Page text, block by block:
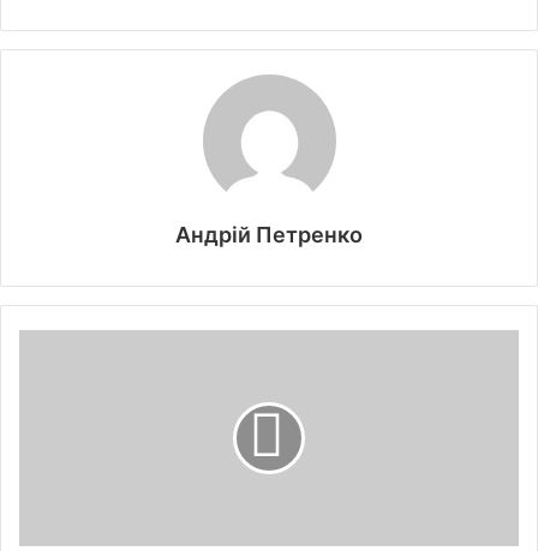
Андрій Петренко